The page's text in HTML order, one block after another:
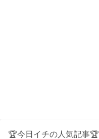
🏆今日イチの人気記事🏆